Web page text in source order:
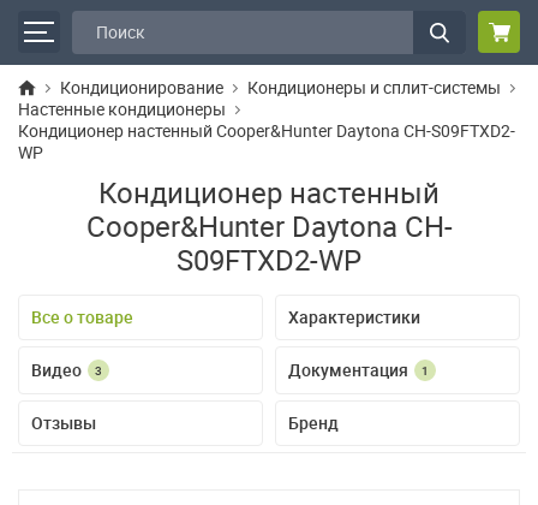
Кондиционирование
Кондиционеры и сплит-системы
Настенные кондиционеры
Кондиционер настенный Cooper&Hunter Daytona CH-S09FTXD2-
WP
Кондиционер настенный
Cooper&Hunter Daytona CH-
S09FTXD2-WP
Все о товаре Характеристики
Видео 3 Документация 1
Отзывы Бренд